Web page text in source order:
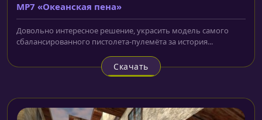
MP7 «Океанская пена»
Довольно интересное решение, украсить модель самого
сбалансированного пистолета-пулемёта за история...
Скачать